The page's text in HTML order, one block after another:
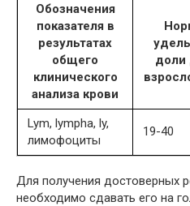
Обозначения
показателя в
результатах
общего
клинического
анализа крови
доли
Lym, lympha, ly,
лимофоциты
19-40
Для получения достоверных
необходимо сдавать его на